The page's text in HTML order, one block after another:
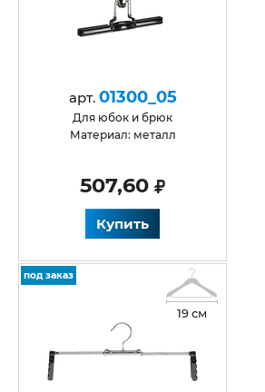
арт. 01300_05
для юбок и брюк
Материал: металл
507,60
Купить
под заказ
19 см